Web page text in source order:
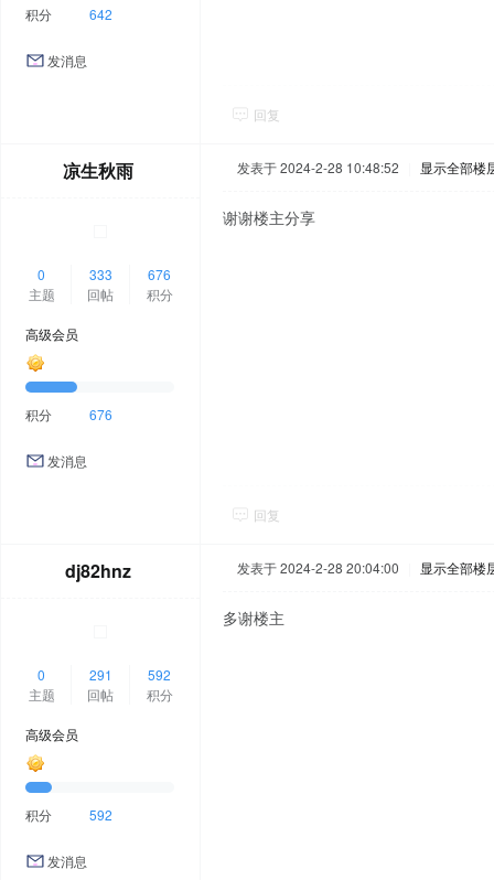
积分 642
发消息
回复
凉生秋雨
0
主题
333
回帖
676
积分
高级会员
积分 676
发消息
发表于 2024-2-28 10:48:52 显示全部楼
谢谢楼主分享
回复
dj82hnz
0
主题
291
回帖
592
积分
高级会员
积分 592
发消息
发表于 2024-2-28 20:04:00 显示全部楼
多谢楼主